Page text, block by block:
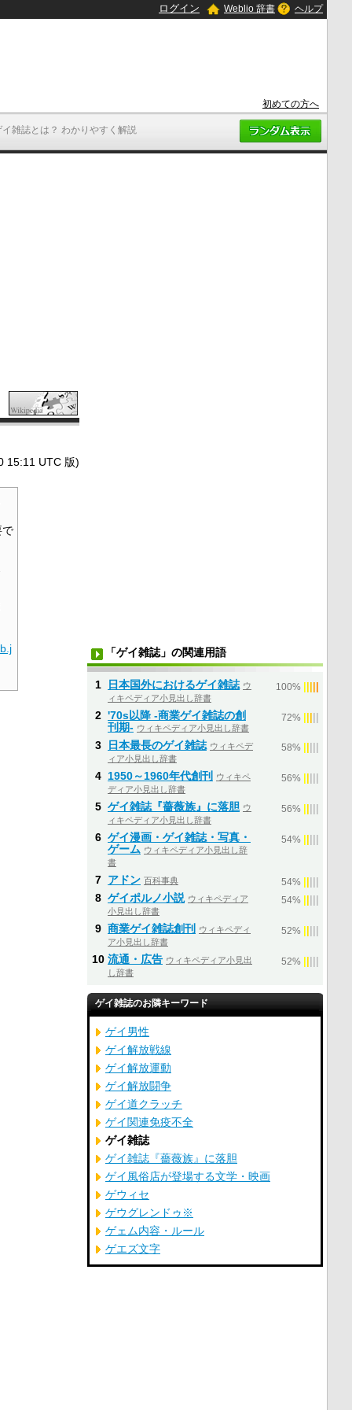
イ雑誌とは？ わかりやすく解説
ログイン Weblio 辞書 ヘルプ
初めての方へ
15:11 UTC 版)
「ゲイ雑誌」の関連用語
1 日本国外におけるゲイ雑誌 ウ
ィキペディア小見出し辞書
100%
2 '70s以降 -商業ゲイ雑誌の創
刊期- ウィキペディア小見出し辞書
72%
3 日本最長のゲイ雑誌 ウィキペデ
ィア小見出し辞書
58%
4 1950～1960年代創刊
ウィキペ
ディア小見出し辞書
56%
5 ゲイ雑誌『薔薇族』に落胆 ウ
ィキペディア小見出し辞書
56%
6 ゲイ漫画・ゲイ雑誌・写真・
ゲーム ウィキペディア小見出し辞
書
54%
7 アドン 百科事典 54%
8 ゲイポルノ小説 ウィキペディア
小見出し辞書
54%
9 商業ゲイ雑誌創刊
ウィキペディ
ア小見出し辞書
52%
10 流通・広告 ウィキペディア小見出
し辞書
52%
ゲイ雑誌のお隣キーワード
ゲイ男性
ゲイ解放戦線
ゲイ解放運動
ゲイ解放闘争
ゲイ道クラッチ
ゲイ関連免疫不全
ゲイ雑誌
ゲイ雑誌『薔薇族』に落胆
ゲイ風俗店が登場する文学・映画
ゲウィセ
ゲウグレンドゥ※
ゲェム内容・ルール
ゲエズ文字